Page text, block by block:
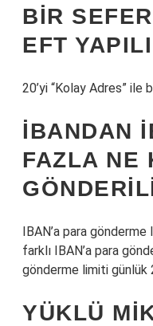
BIR
EFT
20’yi “Kolay Adres” ile
İBANDAN
FAZLA NE
IBAN’a para gönderme
farklı IBAN’a para
gönderme limiti günlük
YÜKLÜ